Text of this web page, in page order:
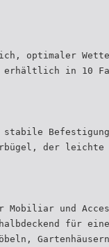
optimaler
erhältlich in 10
stabile
der leichte
und
für